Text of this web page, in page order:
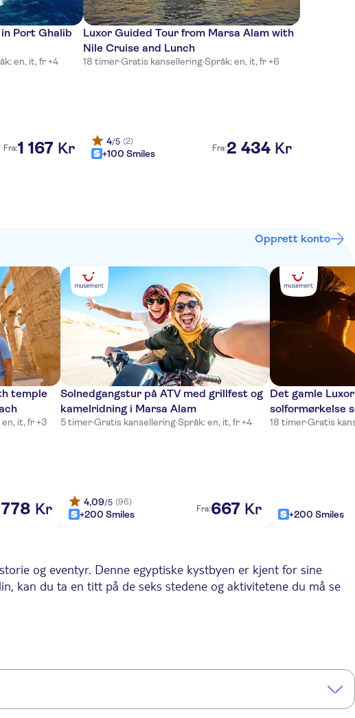
Port Ghalib
en, it, fr +4
Fra:1 167 Kr
Luxor Guided Tour from Marsa Alam with
Nile Cruise and Lunch
18 timer·Gratis kansellering·Språk: en, it, fr +6
4/5 (2)
+100 Smiles Fra:2 434 Kr
Opprett konto
temple
it, fr +3
778 Kr
Solnedgangstur på ATV med grillfest og
kamelridning i Marsa Alam
5 timer·Gratis kansellering·Språk: en, it, fr +4
4,09/5 (96)
+200 Smiles Fra:667 Kr
Det gamle
solformørkelse
18 timer·Gratis
+200 Smiles
og eventyr. Denne egyptiske kystbyen er kjent for sine
kan du ta en titt på de seks stedene og aktivitetene du må se
Enten du er en erfaren dykker eller prøver deg for første gang,
ørkenen på jeepsafari, med firhjuling eller til og med en
den stjernefylte himmelen uten bylys – det er en